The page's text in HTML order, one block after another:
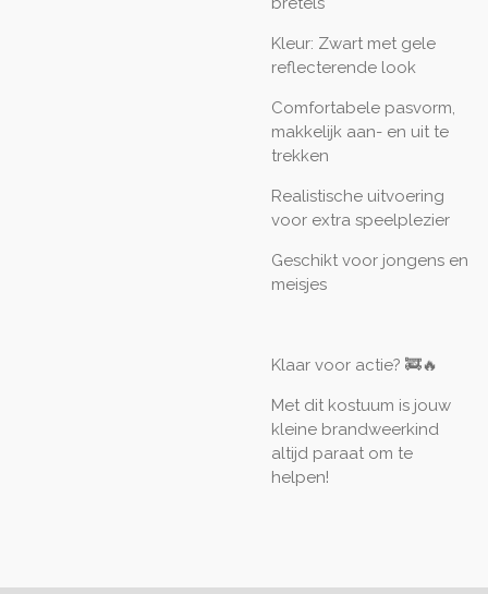
Kleur: Zwart met gele
reflecterende look
Comfortabele pasvorm,
makkelijk aan- en uit te
trekken
Realistische uitvoering
voor extra speelplezier
Geschikt voor jongens en
meisjes
Klaar voor actie? 🚒🔥
Met dit kostuum is jouw
kleine brandweerkind
altijd paraat om te
helpen!